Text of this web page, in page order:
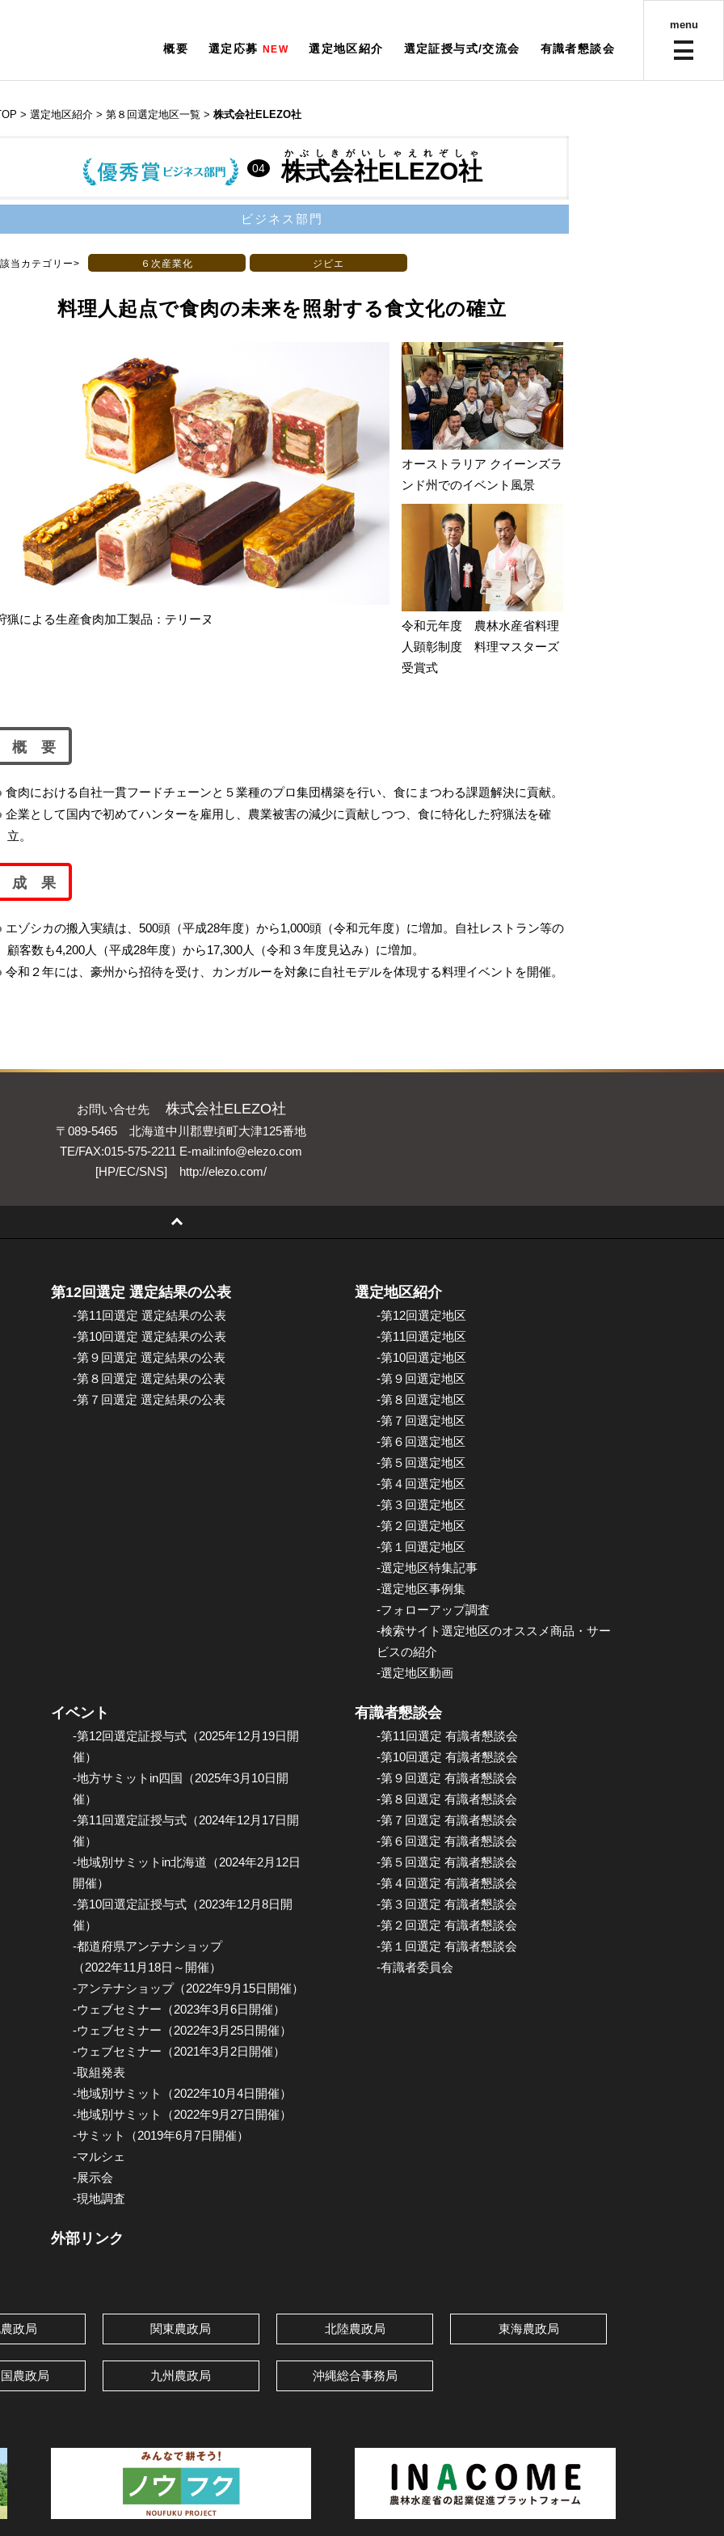
概要 選定応募 NEW 選定地区紹介 選定証授与式/交流会 有識者懇談会
menu
> 選定地区紹介 > 第８回選定地区一覧 > 株式会社ELEZO社
04 株式会社ELEZO社
かぶしきがいしゃえれぞしゃ
ビジネス部門
該当カテゴリー> ６次産業化 ジビエ
料理人起点で食肉の未来を照射する食文化の確立
猟による生産食肉加工製品：テリーヌ
オーストラリア クイーンズラ
ンド州でのイベント風景
令和元年度 農林水産省料理
人顕彰制度 料理マスターズ
受賞式
概 要
食肉における自社一貫フードチェーンと５業種のプロ集団構築を行い、食にまつわる課題解決に貢献。
企業として国内で初めてハンターを雇用し、農業被害の減少に貢献しつつ、食に特化した狩猟法を確
立。
成 果
エゾシカの搬入実績は、500頭（平成28年度）から1,000頭（令和元年度）に増加。自社レストラン等の
顧客数も4,200人（平成28年度）から17,300人（令和３年度見込み）に増加。
令和２年には、豪州から招待を受け、カンガルーを対象に自社モデルを体現する料理イベントを開催。
お問い合せ先 株式会社ELEZO社
〒089-5465 北海道中川郡豊頃町大津125番地
TE/FAX:015-575-2211 E-mail:info@elezo.com
[HP/EC/SNS] http://elezo.com/
第12回選定 選定結果の公表
-第11回選定 選定結果の公表
-第10回選定 選定結果の公表
-第９回選定 選定結果の公表
-第８回選定 選定結果の公表
-第７回選定 選定結果の公表
選定地区紹介
-第12回選定地区
-第11回選定地区
-第10回選定地区
-第９回選定地区
-第８回選定地区
-第７回選定地区
-第６回選定地区
-第５回選定地区
-第４回選定地区
-第３回選定地区
-第２回選定地区
-第１回選定地区
-選定地区特集記事
-選定地区事例集
-フォローアップ調査
-検索サイト選定地区のオススメ商品・サー
ビスの紹介
-選定地区動画
イベント
-第12回選定証授与式（2025年12月19日開
催）
-地方サミットin四国（2025年3月10日開
催）
-第11回選定証授与式（2024年12月17日開
催）
-地域別サミットin北海道（2024年2月12日
開催）
-第10回選定証授与式（2023年12月8日開
催）
-都道府県アンテナショップ
（2022年11月18日～開催）
-アンテナショップ（2022年9月15日開催）
-ウェブセミナー（2023年3月6日開催）
-ウェブセミナー（2022年3月25日開催）
-ウェブセミナー（2021年3月2日開催）
-取組発表
-地域別サミット（2022年10月4日開催）
-地域別サミット（2022年9月27日開催）
-サミット（2019年6月7日開催）
-マルシェ
-展示会
-現地調査
有識者懇談会
-第11回選定 有識者懇談会
-第10回選定 有識者懇談会
-第９回選定 有識者懇談会
-第８回選定 有識者懇談会
-第７回選定 有識者懇談会
-第６回選定 有識者懇談会
-第５回選定 有識者懇談会
-第４回選定 有識者懇談会
-第３回選定 有識者懇談会
-第２回選定 有識者懇談会
-第１回選定 有識者懇談会
-有識者委員会
外部リンク
政局 関東農政局 北陸農政局 東海農政局
農政局 九州農政局 沖縄総合事務局